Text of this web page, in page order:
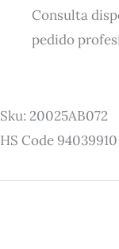
Consulta
pedido
Sku: 20025AB072
HS Code